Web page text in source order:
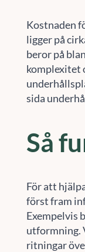
Kostnaden
ligger på
beror på
komplexitet
sida
Så
För att
först fram
Exempelvis
utformning.
ritningar